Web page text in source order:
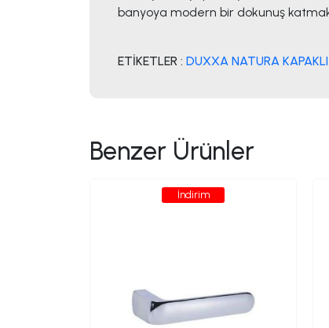
banyoya modern bir dokunuş
ETİKETLER : DUXXA NATURA
Benzer Ürünler
İndirim